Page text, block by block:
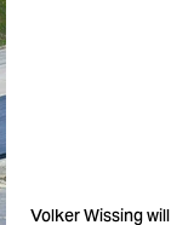
Volker Wissing will